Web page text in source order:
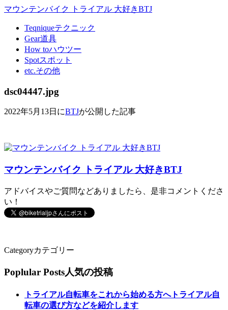
マウンテンバイク トライアル 大好きBTJ
Teqniqueテクニック
Gear道具
How toハウツー
Spotスポット
etc.その他
dsc04447.jpg
2022年5月13日にBTJが公開した記事
マウンテンバイク トライアル 大好きBTJ
アドバイスやご質問などありましたら、是非コメントくださ
い！
Categoryカテゴリー
Poplular Posts人気の投稿
トライアル自転車をこれから始める方へトライアル自
転車の選び方などを紹介します